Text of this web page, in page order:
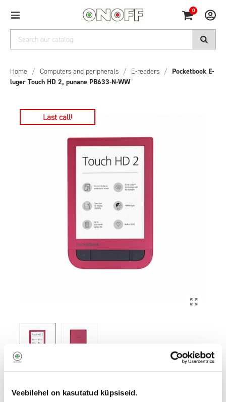
Veebilehel on kasutatud küpsiseid.
0
Home / Computers and peripherals / E-readers / Pocketbook E-
luger Touch HD 2, punane PB633-N-WW
Last call!
punane PB633-N-WW